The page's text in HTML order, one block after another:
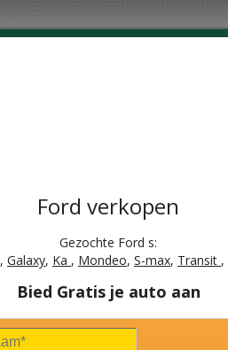
Ford verkopen
Gezochte Ford s:
, Galaxy, Ka , Mondeo, S-max, Transit ,
Bied Gratis je auto aan